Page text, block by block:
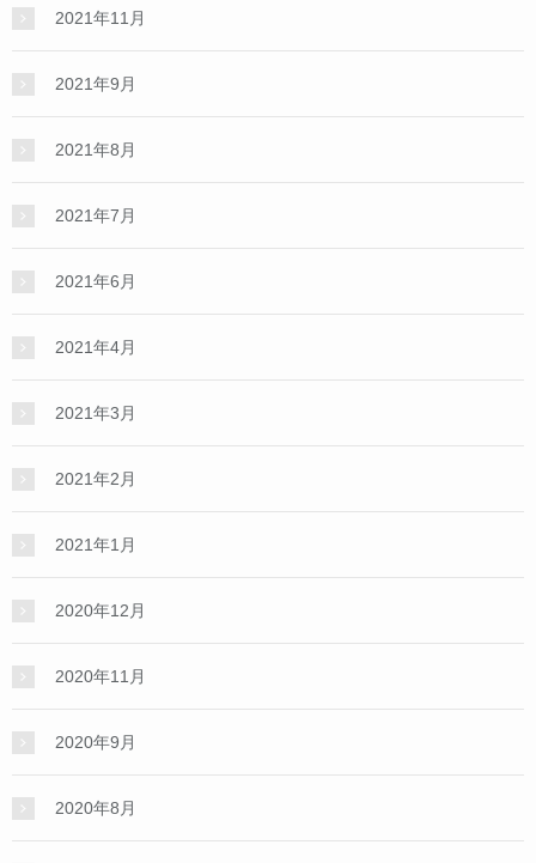
2021年11月
2021年9月
2021年8月
2021年7月
2021年6月
2021年4月
2021年3月
2021年2月
2021年1月
2020年12月
2020年11月
2020年9月
2020年8月